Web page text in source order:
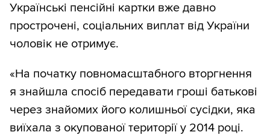
Українські пенсійні картки вже давно
прострочені, соціальних виплат від України
чоловік не отримує.
«На початку повномасштабного вторгнення
я знайшла спосіб передавати гроші батькові
через знайомих його колишньої сусідки, яка
виїхала з окупованої території у 2014 році.